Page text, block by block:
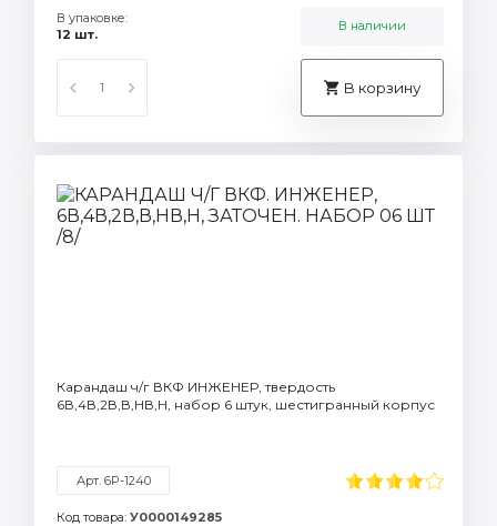
В упаковке:
12 шт.
В наличии
В корзину
Карандаш ч/г ВКФ ИНЖЕНЕР, твердость
6В,4В,2В,В,НВ,Н, набор 6 штук, шестигранный корпус
Арт. 6P-1240
Код товара: У0000149285